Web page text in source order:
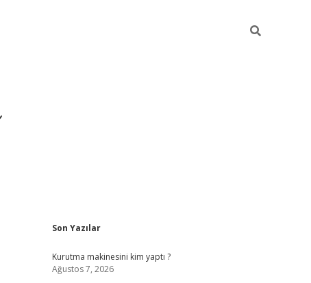
Sidebar
Son Yazılar
Kurutma makinesini kim yaptı ?
Ağustos 7, 2026